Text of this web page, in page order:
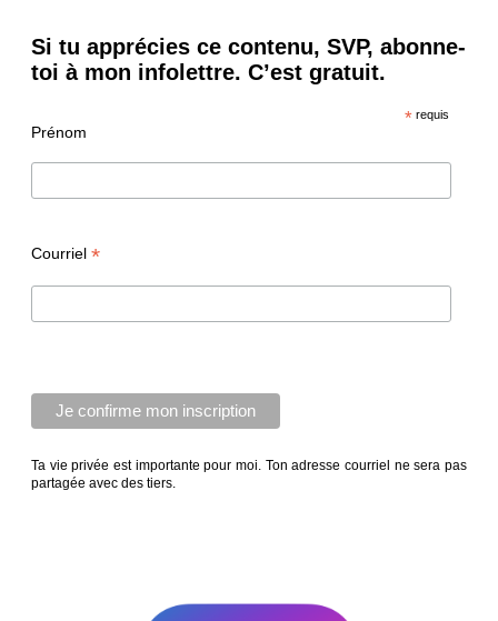
Si tu apprécies ce contenu, SVP, abonne-
toi à mon infolettre. C’est gratuit.
* requis
Prénom
Courriel *
Ta vie privée est importante pour moi. Ton adresse courriel ne sera pas
partagée avec des tiers.